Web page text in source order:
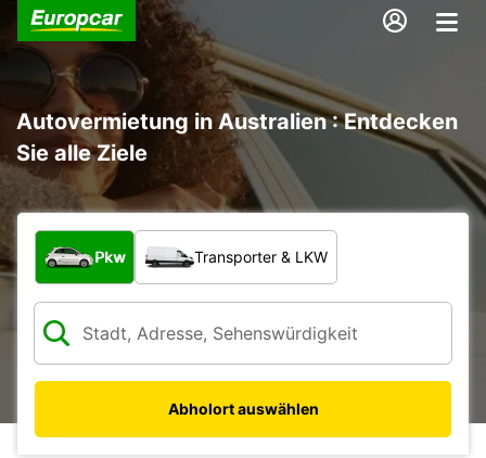
Autovermietung in Australien : Entdecken
Sie alle Ziele
Welche Art von Fahrzeug?
Pkw Transporter & LKW
Abholort auswählen